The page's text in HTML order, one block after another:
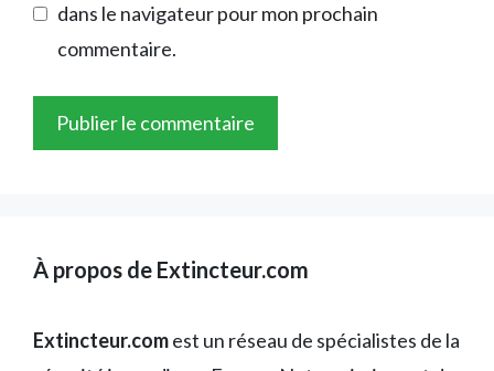
dans le navigateur pour mon prochain
commentaire.
À propos de Extincteur.com
Extincteur.comest un réseau de spécialistes de la